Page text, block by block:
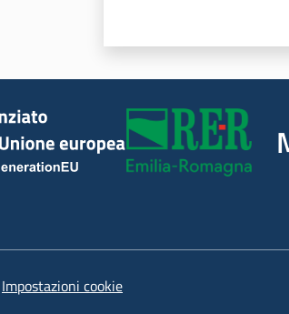
Impostazioni cookie